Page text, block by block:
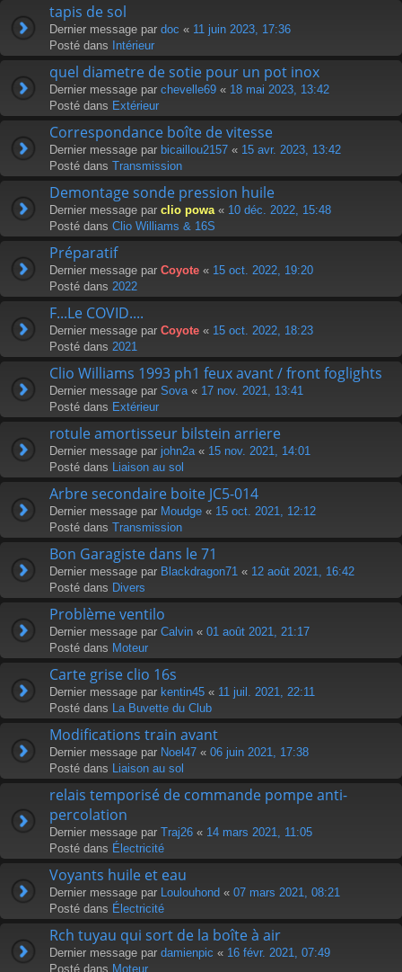
tapis de sol
Dernier message par doc « 11 juin 2023, 17:36
Posté dans
Intérieur
quel diametre de sotie pour un pot inox
Dernier message par chevelle69 « 18 mai 2023, 13:42
Posté dans Extérieur
Correspondance boîte de vitesse
Dernier message par bicaillou2157 « 15 avr. 2023, 13:42
Posté dans Transmission
Demontage sonde pression huile
Dernier message par clio powa « 10 déc. 2022, 15:48
Posté dans Clio Williams & 16S
Préparatif
Dernier message par Coyote « 15 oct. 2022, 19:20
Posté dans 2022
F...Le COVID....
Dernier message par Coyote « 15 oct. 2022, 18:23
Posté dans 2021
Clio Williams 1993 ph1 feux avant / front foglights
Dernier message par Sova « 17 nov. 2021, 13:41
Posté dans Extérieur
rotule amortisseur bilstein arriere
Dernier message par john2a « 15 nov. 2021, 14:01
Posté dans
Liaison au sol
Arbre secondaire boite JC5-014
Dernier message par Moudge « 15 oct. 2021, 12:12
Posté dans Transmission
Bon Garagiste dans le 71
Dernier message par Blackdragon71 « 12 août 2021, 16:42
Posté dans Divers
Problème ventilo
Dernier message par Calvin « 01 août 2021, 21:17
Posté dans Moteur
Carte grise clio 16s
Dernier message par kentin45 « 11 juil. 2021, 22:11
Posté dans
La Buvette du Club
Modifications train avant
Dernier message par Noel47 « 06 juin 2021, 17:38
Posté dans
Liaison au sol
relais temporisé de commande pompe anti-
percolation
Dernier message par Traj26 « 14 mars 2021, 11:05
Posté dans Électricité
Voyants huile et eau
Dernier message par Loulouhond « 07 mars 2021, 08:21
Posté dans Électricité
Rch tuyau qui sort de la boîte à air
Dernier message par damienpic « 16 févr. 2021, 07:49
Posté dans Moteur